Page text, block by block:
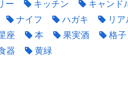
ー キッチン キャンド
ナイフ ハガキ リ
座 本 果実酒 格子
器 黄緑